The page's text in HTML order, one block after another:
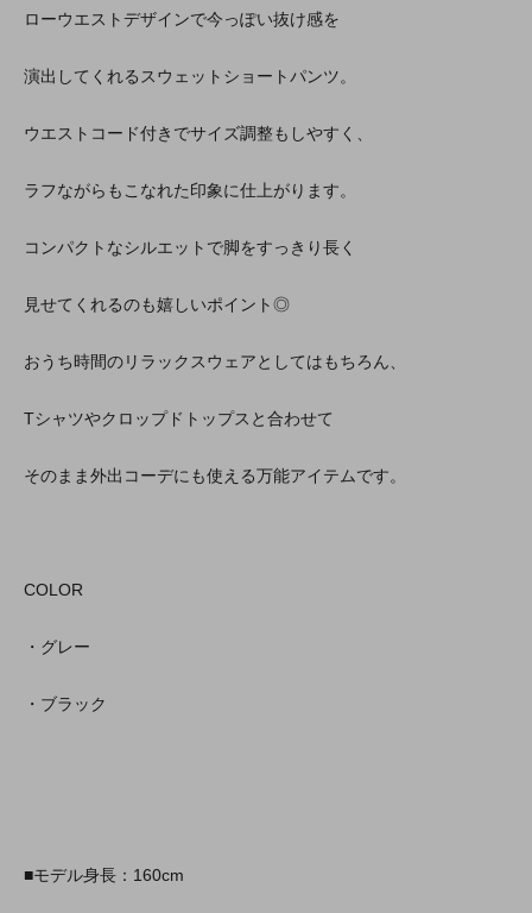
ローウエストデザインで今っぽい抜け感を
演出してくれるスウェットショートパンツ。
ウエストコード付きでサイズ調整もしやすく、
ラフながらもこなれた印象に仕上がります。
コンパクトなシルエットで脚をすっきり長く
見せてくれるのも嬉しいポイント◎
おうち時間のリラックスウェアとしてはもちろん、
Tシャツやクロップドトップスと合わせて
そのまま外出コーデにも使える万能アイテムです。
COLOR
・グレー
・ブラック
■モデル身長：160cm